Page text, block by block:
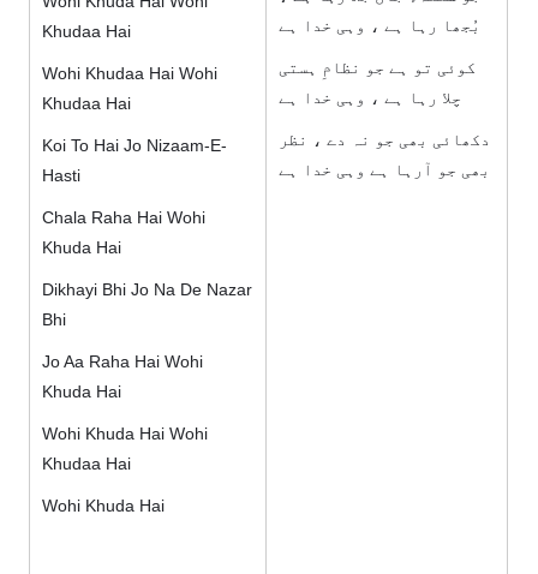
Khudaa Hai
Wohi Khudaa Hai Wohi
Khudaa Hai
Koi To Hai Jo Nizaam-E-
Hasti
Chala Raha Hai Wohi
Khuda Hai
Dikhayi Bhi Jo Na De Nazar
Bhi
Jo Aa Raha Hai Wohi
Khuda Hai
Wohi Khuda Hai Wohi
Khudaa Hai
Wohi Khuda Hai
بُجھا رہا ہے ، وہی خدا ہے
کوئی تو ہے جو نظامِ ہستی
چلا رہا ہے ، وہی خدا ہے
دکھائی بھی جو نہ دے ، نظر
بھی جو آرہا ہے وہی خدا ہے